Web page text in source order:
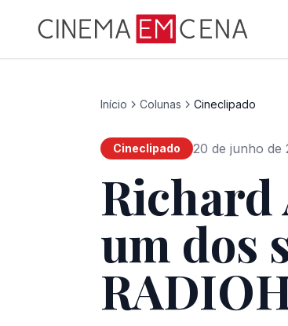
Início Colunas Cineclipado
Cineclipado 20 de junho de
Richard
um dos